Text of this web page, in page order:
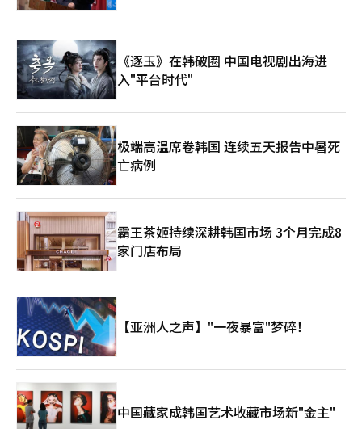
《逐玉》在韩破圈 中国电视剧出海进
入"平台时代"
极端高温席卷韩国 连续五天报告中暑死
亡病例
霸王茶姬持续深耕韩国市场 3个月完成8
家门店布局
【亚洲人之声】"一夜暴富"梦碎！
中国藏家成韩国艺术收藏市场新"金主"